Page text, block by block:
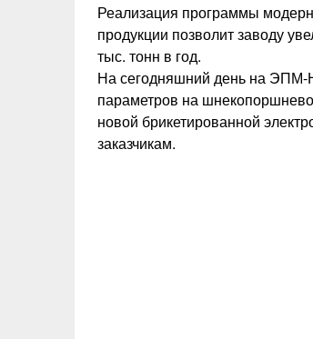
Реализация программы
продукции позволит заводу
тыс. тонн в год.
На сегодняшний день на ЭПМ-
параметров на
новой брикетированной
заказчикам.